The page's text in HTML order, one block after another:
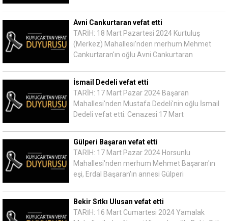
Avni Cankurtaran vefat etti
TARİH: 18 Mart Pazartesi 2024 Kurtuluş
(Merkez) Mahallesi'nden merhum Mehmet
Cankurtaran'ın oğlu Avni Cankurtaran
İsmail Dedeli vefat etti
TARİH: 17 Mart Pazar 2024 Başaran
Mahallesi'nden Mustafa Dedeli'nin oğlu İsmail
Dedeli vefat etti. Cenazesi 17 Mart
Gülperi Başaran vefat etti
TARİH: 17 Mart Pazar 2024 Horsunlu
Mahallesi'nden merhum Mehmet Başaran'ın
eşi, Erdal Başaran'ın annesi Gülperi
Bekir Sıtkı Ulusan vefat etti
TARİH: 16 Mart Cumartesi 2024 Yamalak